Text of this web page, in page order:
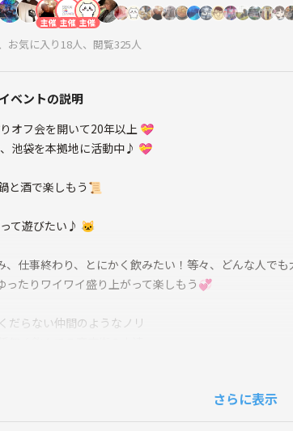
主催 主催 主催
お気に入り18人、閲覧325人
ベントの説明
オフ会を開いて20年以上 💝
池袋を本拠地に活動中♪ 💝
と酒で楽しもう📜
て遊びたい♪ 🐱
仕事終わり、とにかく飲みたい！等々、どんな人でも
ったりワイワイ盛り上がって楽しもう💞
だらない仲間のようなノリ
さらに表示